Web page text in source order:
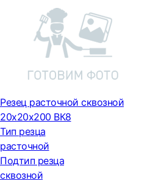
Резец расточной сквозной
20х20х200 ВК8
Тип резца
расточной
Подтип резца
сквозной